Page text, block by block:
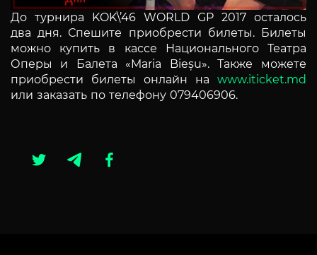
До турнира KOK\’46 WORLD GP 2017 осталось
два дня. Спешите приобрести билеты. Билеты
можно купить в кассе Национального Театра
Оперы и Балета «Maria Bieșu». Также можете
приобрести билеты онлайн на www.iticket.md
или заказать по телефону079406906.